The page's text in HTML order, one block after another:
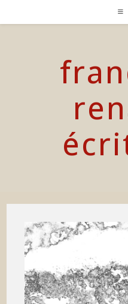
content